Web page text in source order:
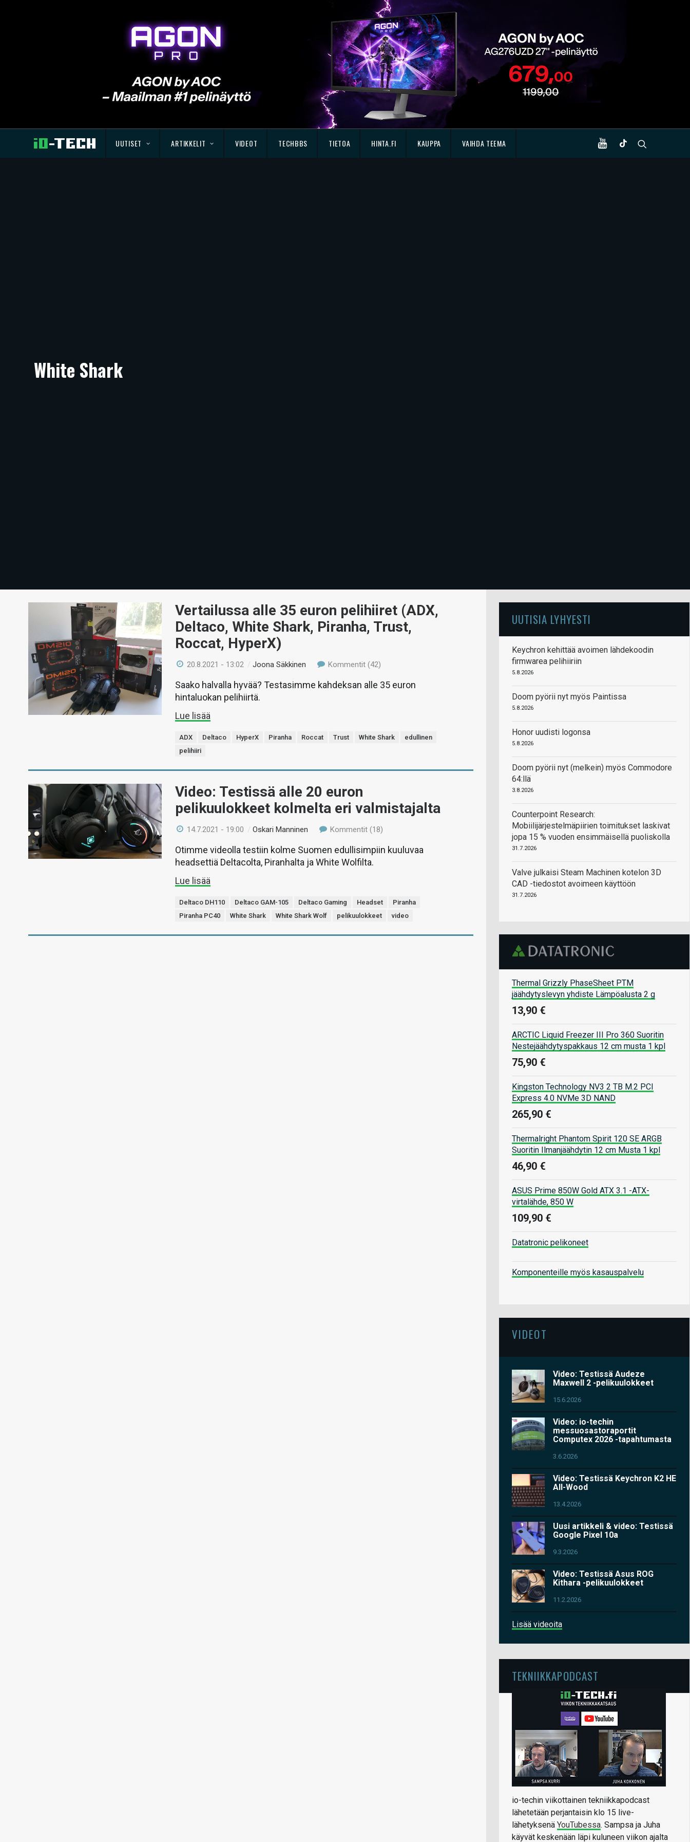
UUTISET ARTIKKELIT VIDEOT TECHBBS TIETOA HINTA.FI KAUPPA VAIHDA TEEMA
White Shark
Vertailussa alle 35 euron pelihiiret (ADX,
Deltaco, White Shark, Piranha, Trust,
Roccat, HyperX)
20.8.2021 - 13:02 /Joona Säkkinen Kommentit (42)
Saako halvalla hyvää? Testasimme kahdeksan alle 35 euron
hintaluokan pelihiirtä.
Lue lisää
ADX Deltaco HyperX Piranha Roccat Trust White Shark
edullinen
pelihiiri
Video: Testissä alle 20 euron
pelikuulokkeet kolmelta eri valmistajalta
14.7.2021 - 19:00 /Oskari Manninen Kommentit (18)
Otimme videolla testiin kolme Suomen edullisimpiin kuuluvaa
headsettiä Deltacolta, Piranhalta ja White Wolfilta.
Lue lisää
Deltaco DH110 Deltaco GAM-105 Deltaco Gaming Headset
Piranha
Piranha PC40
White Shark White Shark Wolf pelikuulokkeet video
UUTISIA LYHYESTI
Keychron kehittää avoimen lähdekoodin
firmwarea pelihiiriin
5.8.2026
Doom pyörii nyt myös Paintissa
5.8.2026
Honor uudisti logonsa
5.8.2026
Doom pyörii nyt (melkein) myös Commodore
64:llä
3.8.2026
Counterpoint Research:
Mobiilijärjestelmäpiirien toimitukset laskivat
jopa 15 % vuoden ensimmäisellä puoliskolla
31.7.2026
Valve julkaisi Steam Machinen kotelon 3D
CAD -tiedostot avoimeen käyttöön
31.7.2026
Thermal Grizzly PhaseSheet PTM
jäähdytyslevyn yhdiste Lämpöalusta 2 g
13,90 €
ARCTIC Liquid Freezer III Pro 360 Suoritin
Nestejäähdytyspakkaus 12 cm musta 1 kpl
75,90 €
Kingston Technology NV3 2 TB M.2 PCI
Express 4.0 NVMe 3D NAND
265,90 €
Thermalright Phantom Spirit 120 SE ARGB
Suoritin Ilmanjäähdytin 12 cm Musta 1 kpl
46,90 €
ASUS Prime 850W Gold ATX 3.1 -ATX-
virtalähde, 850 W
109,90 €
Datatronic pelikoneet
Komponenteille myös kasauspalvelu
VIDEOT
Video: Testissä Audeze
Maxwell 2 -pelikuulokkeet
15.6.2026
Video: io-techin
messuosastoraportit
Computex 2026 -tapahtumasta
3.6.2026
Video: Testissä Keychron K2 HE
All-Wood
13.4.2026
Uusi artikkeli & video: Testissä
Google Pixel 10a
9.3.2026
Video: Testissä Asus ROG
Kithara -pelikuulokkeet
11.2.2026
Lisää videoita
TEKNIIKKAPODCAST
io-techin viikottainen tekniikkapodcast
lähetetään perjantaisin klo 15 live-
lähetyksenä YouTubessa. Sampsa ja Juha
käyvät keskenään läpi kuluneen viikon ajalta